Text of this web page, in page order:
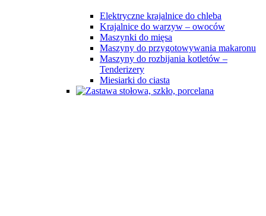
Elektryczne krajalnice do chleba
Krajalnice do warzyw – owoców
Maszynki do mięsa
Maszyny do przygotowywania makaronu
Maszyny do rozbijania kotletów –
Tenderizery
Miesiarki do ciasta